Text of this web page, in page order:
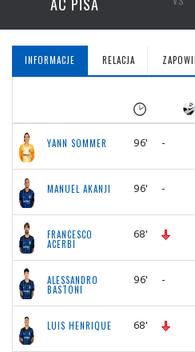
INFORMACJE RELACJA
YANN SOMMER 96' -
MANUEL AKANJI 96' -
FRANCESCO
ACERBI
68'
ALESSANDRO
BASTONI
96' -
LUIS HENRIQUE 68'